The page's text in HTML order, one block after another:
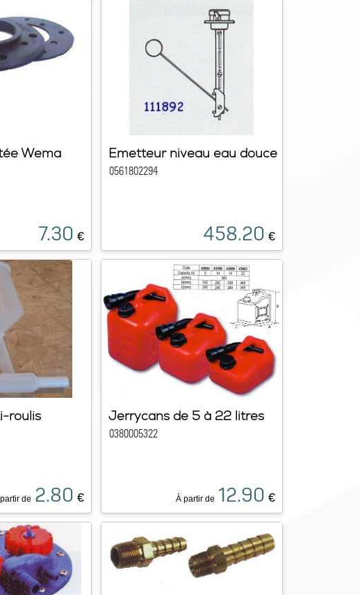
Wema
7.30 €
Emetteur niveau eau douce
0561802294
458.20 €
roulis
de 2.80 €
Jerrycans de 5 à 22 litres
0380005322
À partir de 12.90 €